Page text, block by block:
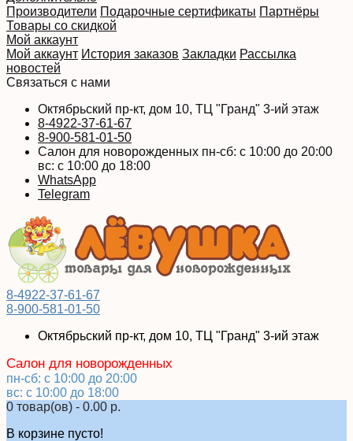
Производители Подарочные сертификаты Партнёры
Товары со скидкой
Мой аккаунт
Мой аккаунт История заказов Закладки Рассылка
новостей
Связаться с нами
Октябрьский пр-кт, дом 10, ТЦ "Гранд" 3-ий этаж
8-4922-37-61-67
8-900-581-01-50
Салон для новорожденных пн-сб: с 10:00 до 20:00
вс: с 10:00 до 18:00
WhatsApp
Telegram
8-4922-37-61-67
8-900-581-01-50
Октябрьский пр-кт, дом 10, ТЦ "Гранд" 3-ий этаж
Салон для новорожденных
пн-сб: с 10:00 до 20:00
вс: с 10:00 до 18:00
0 товар(ов) - 0.00 р.
В корзине пусто!